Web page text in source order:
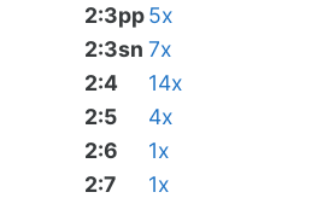
2:3pp5x
2:3sn 7x
2:4
14x
2:5
4x
2:6
1x
2:7
1x